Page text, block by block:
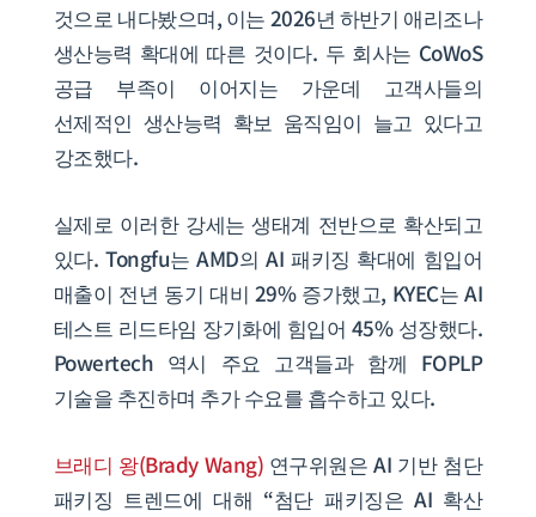
것으로 내다봤으며, 이는 2026년 하반기 애리조나
생산능력 확대에 따른 것이다. 두 회사는 CoWoS
공급 부족이 이어지는 가운데 고객사들의
선제적인 생산능력 확보 움직임이 늘고 있다고
강조했다.
실제로 이러한 강세는 생태계 전반으로 확산되고
있다. Tongfu는 AMD의 AI 패키징 확대에 힘입어
매출이 전년 동기 대비 29% 증가했고, KYEC는 AI
테스트 리드타임 장기화에 힘입어 45% 성장했다.
Powertech 역시 주요 고객들과 함께 FOPLP
기술을 추진하며 추가 수요를 흡수하고 있다.
브래디 왕(Brady Wang) 연구위원은 AI 기반 첨단
패키징 트렌드에 대해 “첨단 패키징은 AI 확산